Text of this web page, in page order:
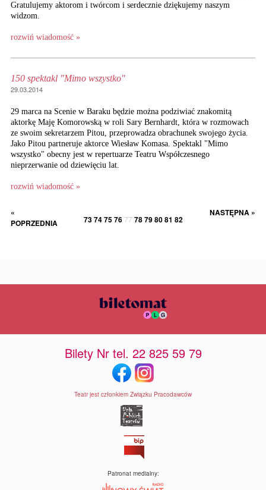
Gratulujemy aktorom i twórcom i serdecznie dziękujemy naszym
widzom.
rozwiń wiadomość »
150 spektakl "Mimo wszystko"
29.03.2014
29 marca na Scenie w Baraku będzie można podziwiać znakomitą
aktorkę Maję Komorowską w roli Sary Bernhardt, która w rozmowach
ze swoim sekretarzem Pitou, przeprowadza obrachunek swojego życia.
Jako Pitou partneruje aktorce Wiesław Komasa. Spektakl "Mimo
wszystko" obecny jest w repertuarze Teatru Współczesnego
nieprzerwanie od dziewięciu lat.
rozwiń wiadomość »
«
POPRZEDNIA
7374757677 78798081 82
NASTĘPNA »
Bilety Nr tel. 22 825 59 79
Teatr jest członkiem Związku Pracodawców
Patronat medialny: